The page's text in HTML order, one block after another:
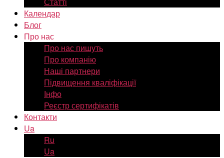
Календар
Блог
Про нас
Про нас пишуть
Про компанію
Наші партнери
Підвищення кваліфікації
Інфо
Реєстр сертифікатів
Контакти
Ua
Ru
Ua